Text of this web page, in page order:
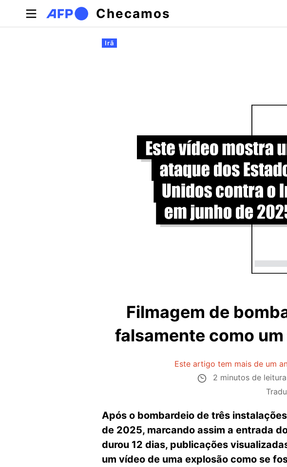
Pular para o conteúdo principal
Checamos
Abas primárias
Irã
Filmagem de
falsamente como
Este artigo tem mais de um
2 minutos de leitura
Após o bombardeio de três
de 2025, marcando assim a entrada
durou 12 dias, publicações
um vídeo de uma explosão como se